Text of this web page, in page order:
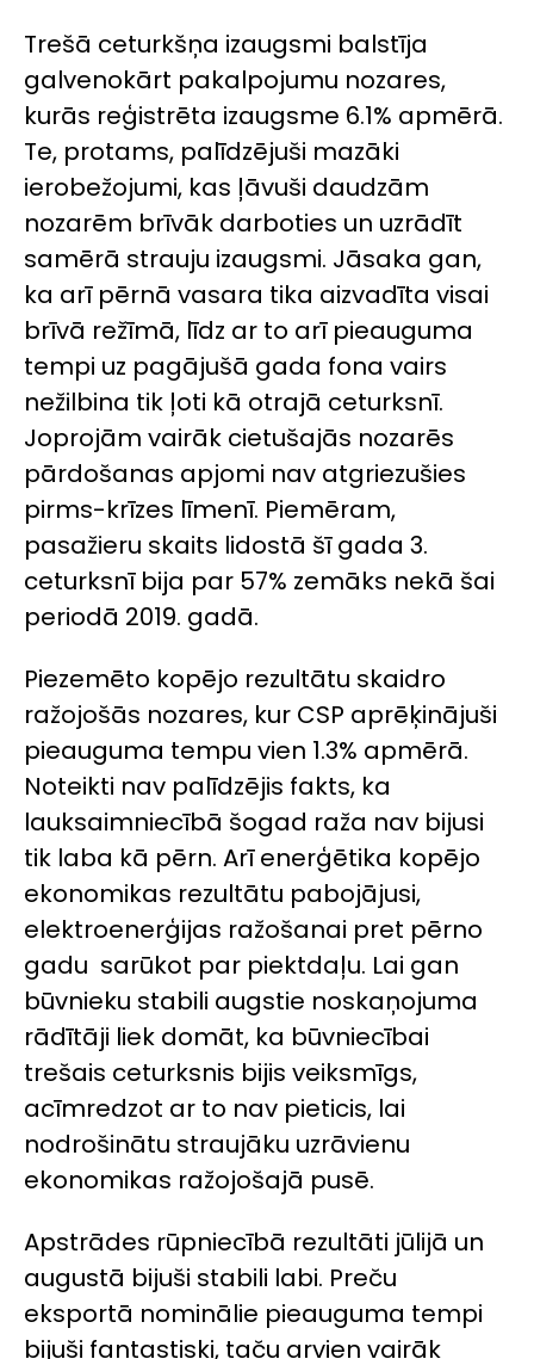
Trešā ceturkšņa izaugsmi balstīja
galvenokārt pakalpojumu nozares,
kurās reģistrēta izaugsme 6.1% apmērā.
Te, protams, palīdzējuši mazāki
ierobežojumi, kas ļāvuši daudzām
nozarēm brīvāk darboties un uzrādīt
samērā strauju izaugsmi. Jāsaka gan,
ka arī pērnā vasara tika aizvadīta visai
brīvā režīmā, līdz ar to arī pieauguma
tempi uz pagājušā gada fona vairs
nežilbina tik ļoti kā otrajā ceturksnī.
Joprojām vairāk cietušajās nozarēs
pārdošanas apjomi nav atgriezušies
pirms-krīzes līmenī. Piemēram,
pasažieru skaits lidostā šī gada 3.
ceturksnī bija par 57% zemāks nekā šai
periodā 2019. gadā.
Piezemēto kopējo rezultātu skaidro
ražojošās nozares, kur CSP aprēķinājuši
pieauguma tempu vien 1.3% apmērā.
Noteikti nav palīdzējis fakts, ka
lauksaimniecībā šogad raža nav bijusi
tik laba kā pērn. Arī enerģētika kopējo
ekonomikas rezultātu pabojājusi,
elektroenerģijas ražošanai pret pērno
gadu sarūkot par piektdaļu. Lai gan
būvnieku stabili augstie noskaņojuma
rādītāji liek domāt, ka būvniecībai
trešais ceturksnis bijis veiksmīgs,
acīmredzot ar to nav pieticis, lai
nodrošinātu straujāku uzrāvienu
ekonomikas ražojošajā pusē.
Apstrādes rūpniecībā rezultāti jūlijā un
augustā bijuši stabili labi. Preču
eksportā nominālie pieauguma tempi
bijuši fantastiski, taču arvien vairāk